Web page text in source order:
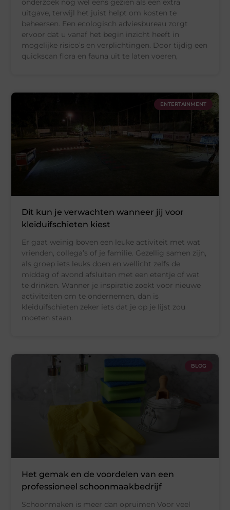
onderzoek nog wel eens gezien als een extra
uitgave, terwijl het juist helpt om kosten te
beheersen. Een ecologisch adviesbureau zorgt
ervoor dat u vanaf het begin inzicht heeft in
mogelijke risico’s en verplichtingen. Door tijdig een
quickscan flora en fauna uit te laten voeren,
ENTERTAINMENT
Dit kun je verwachten wanneer jij voor
kleiduifschieten kiest
Er gaat weinig boven een leuke activiteit met wat
vrienden, collega’s of je familie. Gezellig samen zijn,
als groep iets leuks doen en wellicht zelfs de
middag of avond afsluiten met een etentje of wat
te drinken. Wanner je inspiratie zoekt voor nieuwe
activiteiten om te ondernemen, dan is
kleiduifschieten zeker iets dat je op je lijst zou
moeten staan.
BLOG
Het gemak en de voordelen van een
professioneel schoonmaakbedrijf
Schoonmaken is meer dan opruimen Voor veel